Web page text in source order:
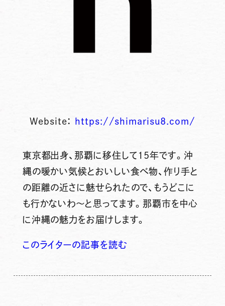
Website： https://shimarisu8.com/
東京都出身、那覇に移住して15年です。沖
縄の暖かい気候とおいしい食べ物、作り手と
の距離の近さに魅せられたので、もうどこに
も行かないわ～と思ってます。那覇市を中心
に沖縄の魅力をお届けします。
このライターの記事を読む